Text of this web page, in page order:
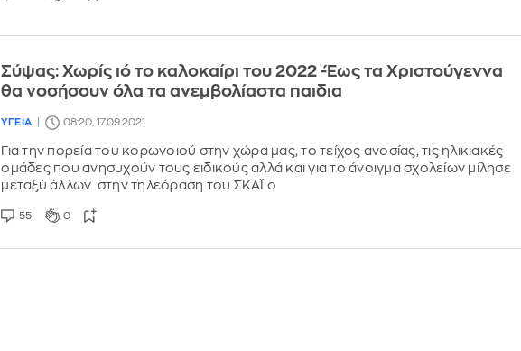
Σύψας: Χωρίς ιό το καλοκαίρι του 2022 -Έως τα Χριστούγεννα
θα νοσήσουν όλα τα ανεμβολίαστα παιδια
ΥΓΕΙΑ 08:20, 17.09.2021
Για την πορεία του κορωνοιού στην χώρα μας, το τείχος ανοσίας, τις ηλικιακές
ομάδες που ανησυχούν τους ειδικούς αλλά και για το άνοιγμα σχολείων μίλησε
μεταξύ άλλων στην τηλεόραση του ΣΚΑΪ ο
55 0